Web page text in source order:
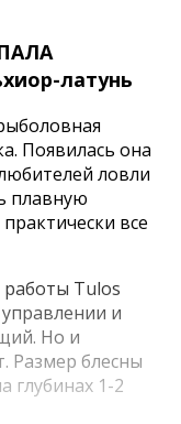
латунь
Появилась она
ловли
плавную
все
Tulos
и
Но и
Размер блесны
глубинах 1-2